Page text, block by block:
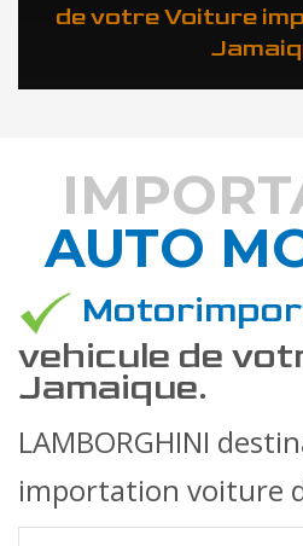
de votre Voiture
DÉCOUVREZ
AUTO
vehicule de
Jamaique.
LAMBORGHINI
importation voiture